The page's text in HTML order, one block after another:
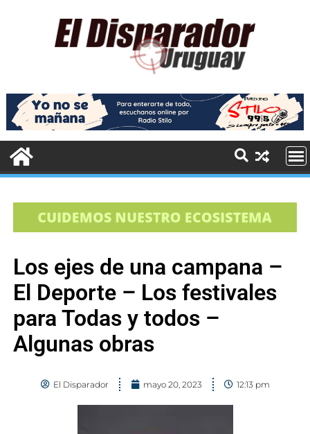
Los ejes de una campana –
El Deporte – Los festivales
para Todas y todos –
Algunas obras
El Disparador mayo 20, 2023 12:13 pm